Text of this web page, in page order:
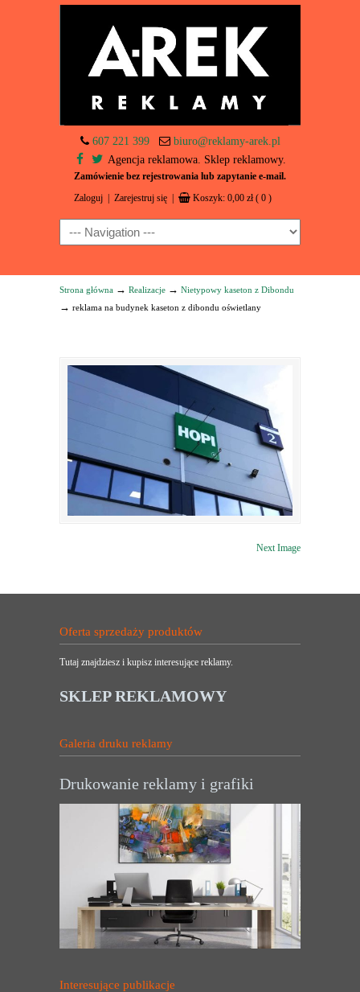
607 221 399
biuro@reklamy-arek.pl
Agencja reklamowa. Sklep reklamowy.
Zamówienie bez rejestrowania lub zapytanie e-mail.
Zaloguj Zarejestruj się Koszyk: 0,00 zł ( 0 )
Navigation
Strona główna → Realizacje → Nietypowy kaseton z Dibondu
→ reklama na budynek kaseton z dibondu oświetlany
Next Image
Oferta sprzedaży produktów
Tutaj znajdziesz i kupisz interesujące reklamy.
SKLEP REKLAMOWY
Galeria druku reklamy
Drukowanie reklamy i grafiki
Interesujące publikacje